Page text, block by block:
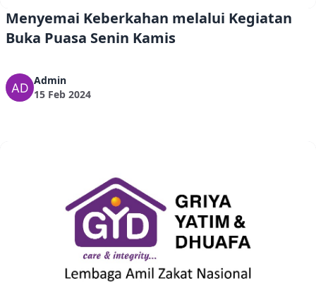
Menyemai Keberkahan melalui Kegiatan
Buka Puasa Senin Kamis
Admin
15 Feb 2024